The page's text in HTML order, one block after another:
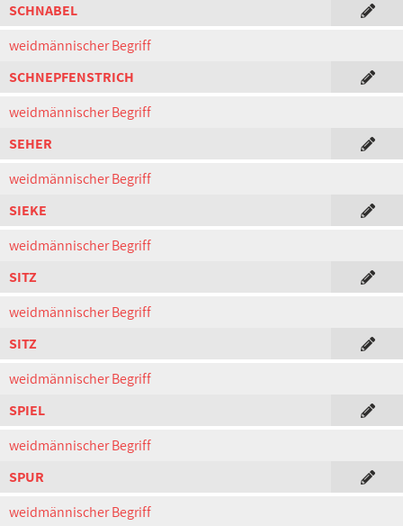
SCHNABEL
weidmännischer Begriff
SCHNEPFENSTRICH
weidmännischer Begriff
SEHER
weidmännischer Begriff
SIEKE
weidmännischer Begriff
SITZ
weidmännischer Begriff
SITZ
weidmännischer Begriff
SPIEL
weidmännischer Begriff
SPUR
weidmännischer Begriff